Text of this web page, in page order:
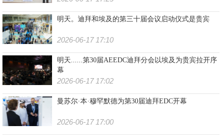
明天。迪拜和埃及的第三十届会议启动仪式是贵宾
2026-06-17 17:10
明天......第30届AEEDC迪拜分会以埃及为贵宾拉开序
幕
2026-06-17 17:02
曼苏尔·本·穆罕默德为第30届迪拜EDC开幕
2026-06-17 17:00